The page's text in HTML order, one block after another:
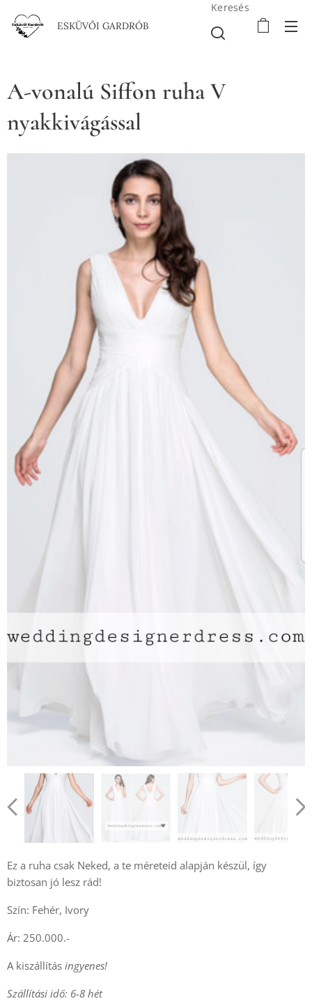
ESKÜVŐI GARDRÓB
Keresés
A-vonalú Siffon ruha V
nyakkivágással
Ez a ruha csak Neked, a te méreteid alapján készül, így
biztosan jó lesz rád!
Szín: Fehér, Ivory
Ár: 250.000.-
A kiszállítás ingyenes!
Szállítási idő: 6-8 hét